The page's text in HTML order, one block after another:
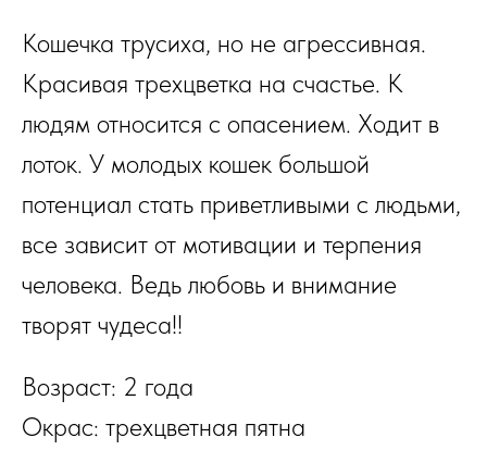
Кошечка трусиха, но не агрессивная.
Красивая трехцветка на счастье. К
людям относится с опасением. Ходит в
лоток. У молодых кошек большой
потенциал стать приветливыми с людьми,
все зависит от мотивации и терпения
человека. Ведь любовь и внимание
творят чудеса!!
Возраст: 2 года
Окрас: трехцветная пятна